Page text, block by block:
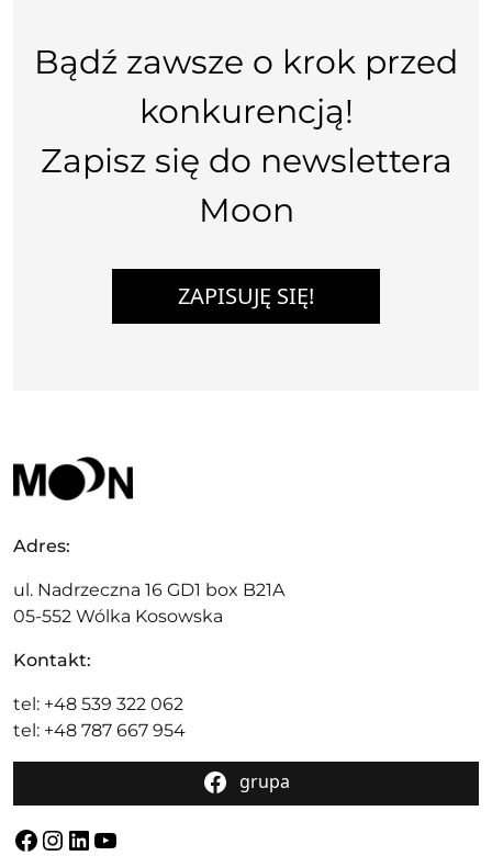
Bądź zawsze o krok przed
konkurencją!
Zapisz się do newslettera
Moon
ZAPISUJĘ SIĘ!
Adres:
ul. Nadrzeczna 16 GD1 box B21A
05-552 Wólka Kosowska
Kontakt:
tel: +48 539 322 062
tel: +48 787 667 954
grupa
Facebook
Instagram
LinkedIn
YouTube